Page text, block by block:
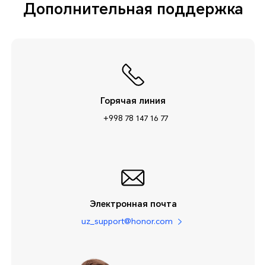
Дополнительная поддержка
Горячая линия
+998 78 147 16 77
Электронная почта
uz_support@honor.com